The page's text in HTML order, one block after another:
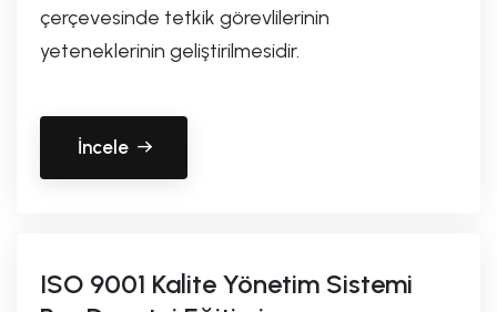
çerçevesinde tetkik görevlilerinin
yeteneklerinin geliştirilmesidir.
İncele
ISO 9001 Kalite Yönetim Sistemi